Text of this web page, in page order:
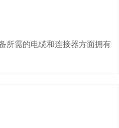
所需的电缆和连接器方面拥有